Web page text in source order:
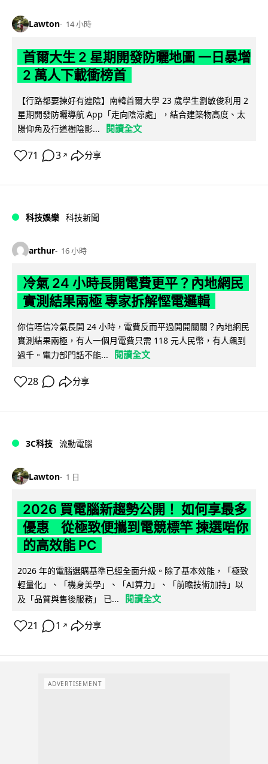
Lawton 14 小時
首爾大生 2 星期開發防曬地圖 一日暴增
2 萬人下載衝榜首
【行路都要揀好有遮陰】南韓首爾大學 23 歲學生劉敏俊利用 2
星期開發防曬導航 App「走向陰涼處」，結合建築物高度、太
陽仰角及行道樹陰影...
閱讀全文
71 3 ↗ 分享
科技娛樂 科技新聞
arthur 16 小時
冷氣 24 小時長開電費更平？內地網民
實測結果兩極 專家拆解慳電邏輯
你信唔信冷氣長開 24 小時，電費反而平過開開關關？內地網民
實測結果兩極，有人一個月電費只需 118 元人民幣，有人飆到
過千。電力部門話不能...
閱讀全文
28 分享
3C科技 流動電腦
Lawton 1 日
2026 買電腦新趨勢公開！ 如何享最多
優惠 從極致便攜到電競標竿 揀選啱你
的高效能 PC
2026 年的電腦選購基準已經全面升級。除了基本效能，「極致
輕量化」、「機身美學」、「AI算力」、「前瞻技術加持」以
及「品質與售後服務」 已...
閱讀全文
21 1 ↗ 分享
ADVERTISEMENT